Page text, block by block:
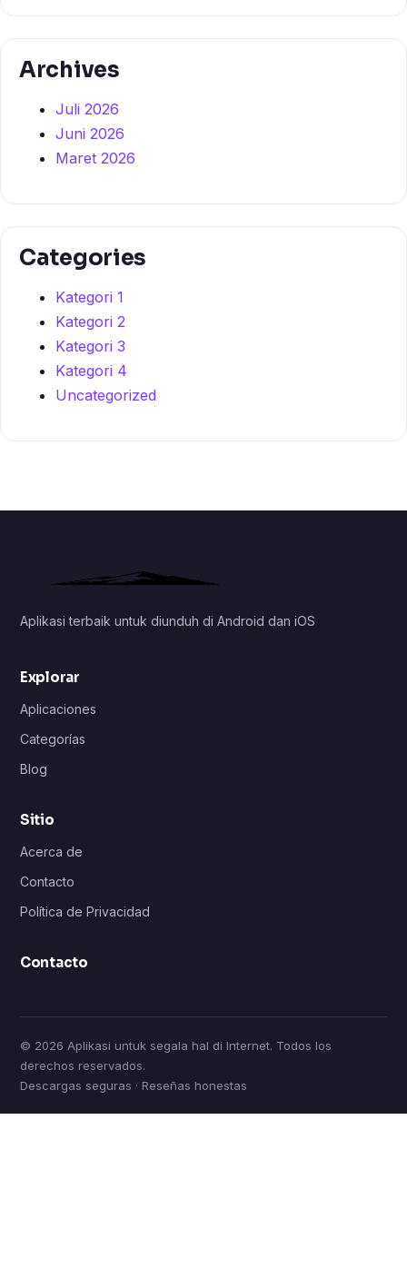
Archives
Juli 2026
Juni 2026
Maret 2026
Categories
Kategori 1
Kategori 2
Kategori 3
Kategori 4
Uncategorized
Aplikasi terbaik untuk diunduh di Android dan iOS
Explorar
Aplicaciones
Categorías
Blog
Sitio
Acerca de
Contacto
Política de Privacidad
Contacto
© 2026 Aplikasi untuk segala hal di Internet. Todos los
derechos reservados.
Descargas seguras · Reseñas honestas